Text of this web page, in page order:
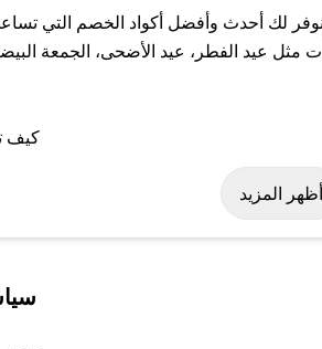
أحدث وأفضل أكواد الخصم التي
عيد الفطر، عيد الأضحى، الجمعة
حال عدم توفر الكوبون، تواصل معنا عبر
أظهر المزيد